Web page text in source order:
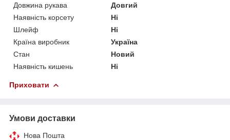
Довжина рукава
Довгий
Наявність корсету
Ні
Шлейф
Ні
Країна виробник
Україна
Стан
Новий
Наявність кишень
Ні
Приховати
Умови доставки
Нова Пошта